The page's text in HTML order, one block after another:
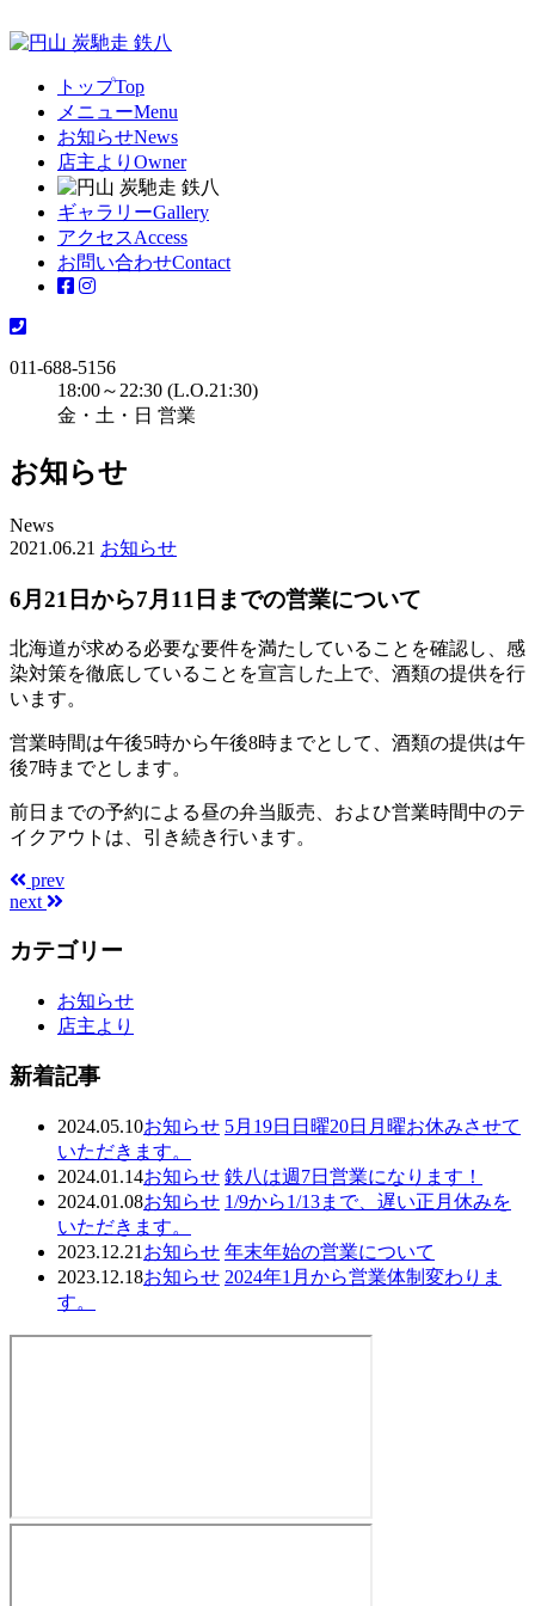
トップTop
メニューMenu
お知らせNews
店主より Owner
ギャラリーGallery
アクセスAccess
お問い合わせContact
011-688-5156
18:00～22:30 (L.O.21:30)
金・土・日 営業
お知らせ
News
2021.06.21 お知らせ
6月21日から7月11日までの営業について
北海道が求める必要な要件を満たしていることを確認し、感
染対策を徹底していることを宣言した上で、酒類の提供を行
います。
営業時間は午後5時から午後8時までとして、酒類の提供は午
後7時までとします。
前日までの予約による昼の弁当販売、およひ営業時間中のテ
イクアウトは、引き続き行います。
prev
next
カテゴリー
お知らせ
店主より
新着記事
2024.05.10お知らせ 5月19日日曜20日月曜お休みさせて
いただきます。
2024.01.14お知らせ 鉄八は週7日営業になります！
2024.01.08お知らせ 1/9から1/13まで、遅い正月休みを
いただきます。
2023.12.21 お知らせ 年末年始の営業について
2023.12.18お知らせ 2024年1月から営業体制変わりま
す。